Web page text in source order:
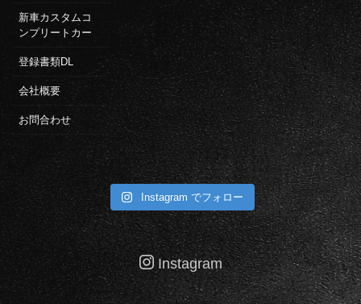
新車カスタムコ
ンプリートカー
登録書類DL
会社概要
お問合わせ
Instagram でフォロー
Instagram